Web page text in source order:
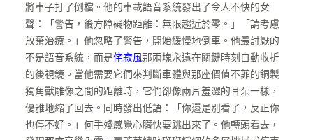
將車子打了倒檔。他的車載語音系統發出了令人不快的女
聲：「警告，後方障礙物距離：無限趨近於零。」「請考慮
放棄治療。」他忽略了警告，開始緩慢地倒車。他最討厭的
不是語音系統，而是侘寂風那兩塊永遠在關鍵時刻自動收折
的後視鏡。當他需要它們來判斷車體與那座價值不菲的銅製
獨角獸雕像之間的距離時，它們卻像兩片羞澀的耳朵一樣，
優雅地縮了回去。同時發出低語：「你還是別看了，反正你
也停不好。」何手殘感覺心臟快要跳出來了。他轉頭看去，